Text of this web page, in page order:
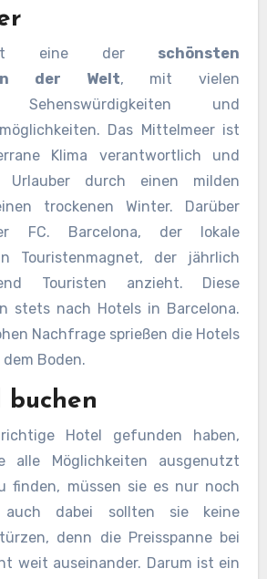
ist eine der schönsten
der Welt, mit vielen
Sehenswürdigkeiten und
Das Mittelmeer ist
Klima verantwortlich und
Urlauber durch einen milden
trockenen Winter. Darüber
FC. Barcelona, der lokale
Touristenmagnet, der jährlich
Touristen anzieht. Diese
stets nach Hotels in Barcelona.
Nachfrage sprießen die Hotels
Boden.
buchen
Hotel gefunden haben,
alle Möglichkeiten ausgenutzt
finden, müssen sie es nur noch
auch dabei sollten sie keine
denn die Preisspanne bei
weit auseinander. Darum ist ein